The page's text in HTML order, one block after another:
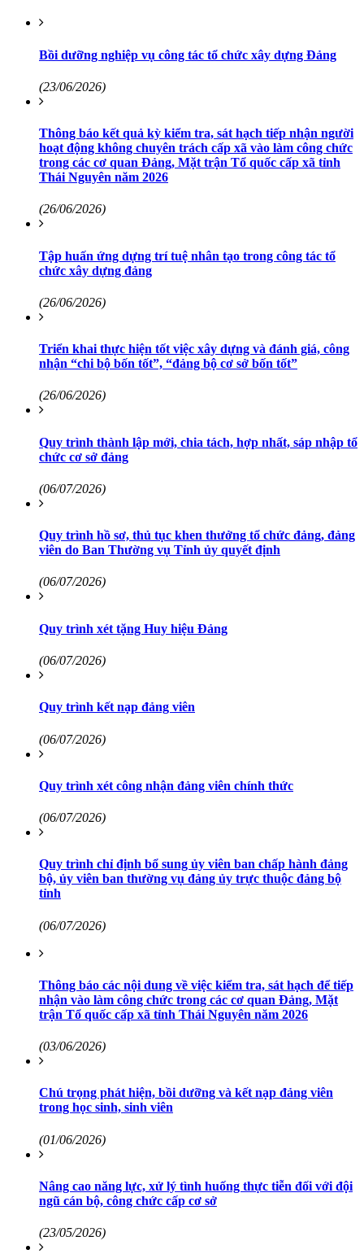
Bồi dưỡng nghiệp vụ công tác tổ chức xây dựng Đảng
(23/06/2026)
Thông báo kết quả kỳ kiểm tra, sát hạch tiếp nhận người
hoạt động không chuyên trách cấp xã vào làm công chức
trong các cơ quan Đảng, Mặt trận Tổ quốc cấp xã tỉnh
Thái Nguyên năm 2026
(26/06/2026)
Tập huấn ứng dựng trí tuệ nhân tạo trong công tác tổ
chức xây dựng đảng
(26/06/2026)
Triển khai thực hiện tốt việc xây dựng và đánh giá, công
nhận “chi bộ bốn tốt”, “đảng bộ cơ sở bốn tốt”
(26/06/2026)
Quy trình thành lập mới, chia tách, hợp nhất, sáp nhập tổ
chức cơ sở đảng
(06/07/2026)
Quy trình hồ sơ, thủ tục khen thưởng tổ chức đảng, đảng
viên do Ban Thường vụ Tỉnh ủy quyết định
(06/07/2026)
Quy trình xét tặng Huy hiệu Đảng
(06/07/2026)
Quy trình kết nạp đảng viên
(06/07/2026)
Quy trình xét công nhận đảng viên chính thức
(06/07/2026)
Quy trình chỉ định bổ sung ủy viên ban chấp hành đảng
bộ, ủy viên ban thường vụ đảng ủy trực thuộc đảng bộ
tỉnh
(06/07/2026)
Thông báo các nội dung về việc kiểm tra, sát hạch để tiếp
nhận vào làm công chức trong các cơ quan Đảng, Mặt
trận Tổ quốc cấp xã tỉnh Thái Nguyên năm 2026
(03/06/2026)
Chú trọng phát hiện, bồi dưỡng và kết nạp đảng viên
trong học sinh, sinh viên
(01/06/2026)
Nâng cao năng lực, xử lý tình huống thực tiễn đối với đội
ngũ cán bộ, công chức cấp cơ sở
(23/05/2026)